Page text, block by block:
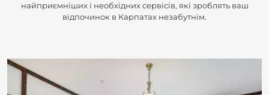
найприємніших і необхідних сервісів, які зроблять ваш
відпочинок в Карпатах незабутнім.